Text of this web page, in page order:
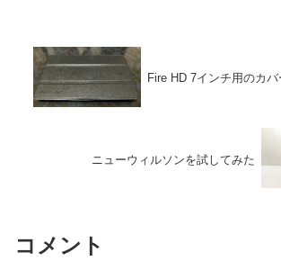
Fire HD 7インチ用のカ
ニューウィルソンを試してみた
コメント